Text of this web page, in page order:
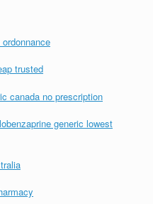
trusted
canada no prescription
generic lowest